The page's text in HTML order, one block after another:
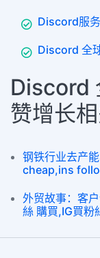
Discord服
Discord 全
Discord
赞增长
钢铁行业去产
cheap,ins
外贸故事：客
絲 購買,IG買粉